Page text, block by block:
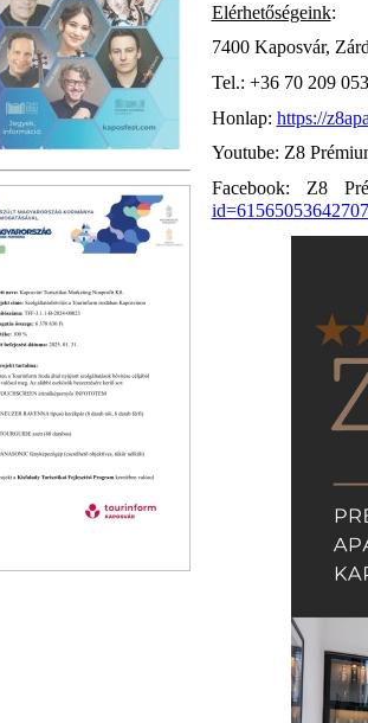
Elérhetőségeink:
7400 Kaposvár,
Tel.: +36 70 209
Honlap: https://
Youtube: Z8
Facebook: Z8
id=61565053642707